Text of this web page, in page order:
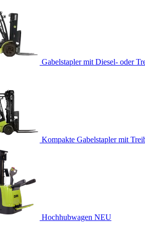
Gabelstapler mit Diesel- oder
Kompakte Gabelstapler mit
Hochhubwagen NEU